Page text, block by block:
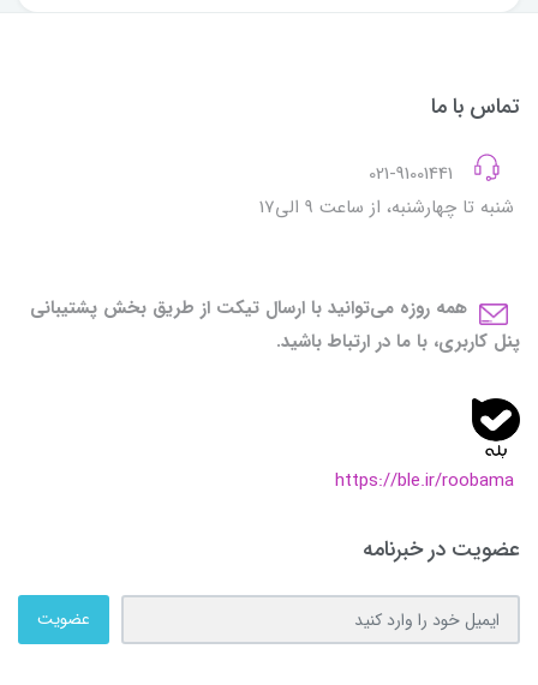
تماس با ما
شنبه تا چهارشنبه، از ساعت 9 الی17
همه روزه می‌توانید با ارسال تیکت از طریق بخش پشتیبانی
پنل کاربری، با ما در ارتباط باشید.
https://ble.ir/roobama
عضویت در خبرنامه
عضویت